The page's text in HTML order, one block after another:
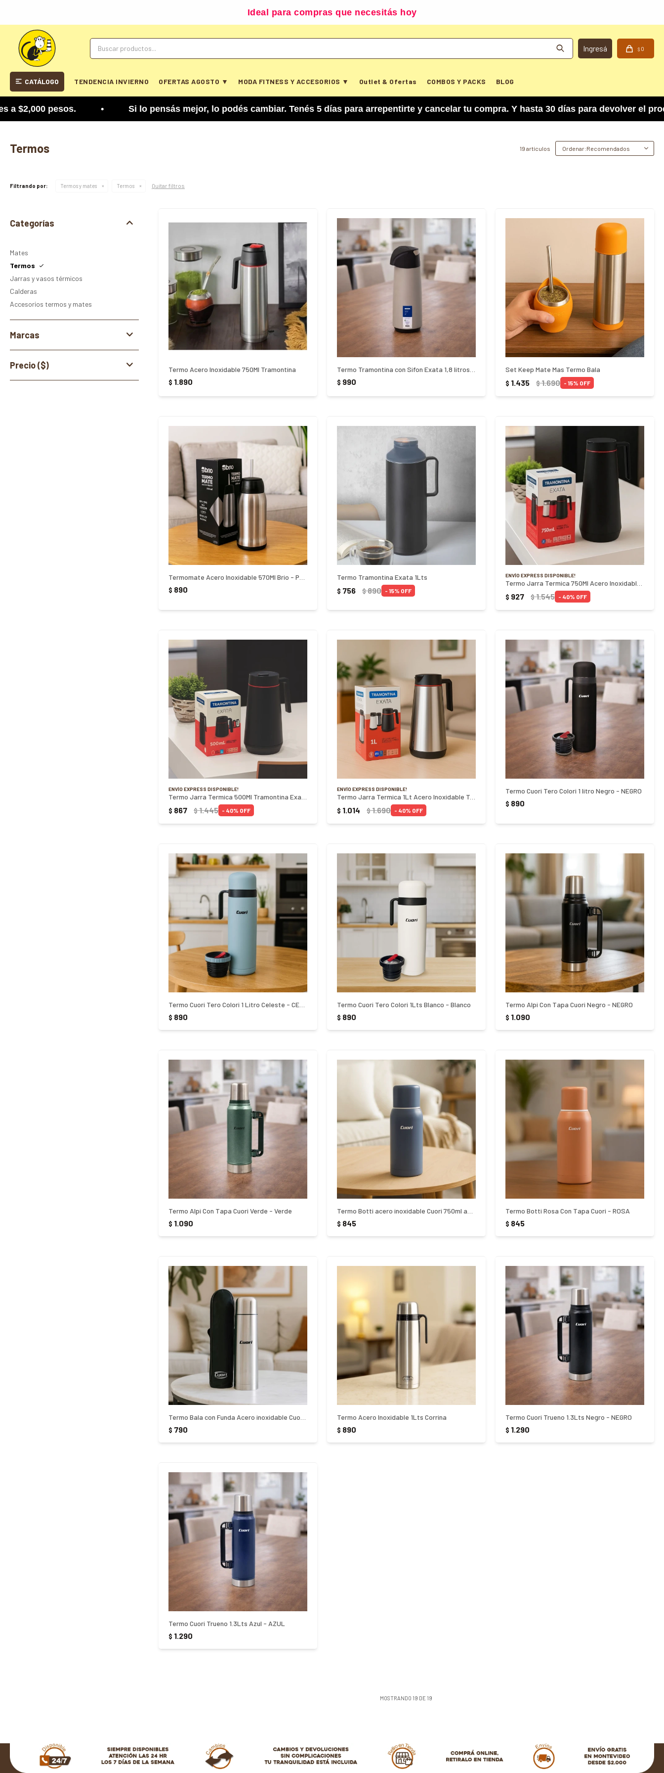
Ideal para compras que necesitás hoy
CATÁLOGO TENDENCIA INVIERNO OFERTAS AGOSTO ▼ MODA FITNESS Y ACCESORIOS ▼ Outlet & Ofertas COMBOS Y PACKS BLOG
$ 0
pesos. • Si lo pensás mejor, lo podés cambiar. Tenés 5 días para arrepentirte y cancelar tu compra. Y hasta 30 días para devolver el producto
Termos 19 artículos Recomendados
Filtrando por: Termos y mates Termos Quitar filtros
Termo Acero Inoxidable 750Ml Tramontina
$ 1.890 $ 990
Set Keep Mate Mas Termo Bala
$ 1.435 $1.690 15
$ 890
Termo Tramontina Exata 1Lts
$ 756 $890 15
ENVÍO EXPRESS DISPONIBLE!
$ 927 $1.545 40
ENVÍO EXPRESS DISPONIBLE!
$ 867 $1.445 40
ENVÍO EXPRESS DISPONIBLE!
Termo Jarra Termica 1Lt Acero Inoxidable Tramontina - PLATEADO
$ 1.014 $1.690 40
Termo Cuori Tero Colori 1 litro Negro - NEGRO
$ 890
Termo Cuori Tero Colori 1 Litro Celeste - CELESTE
$ 890
Termo Cuori Tero Colori 1Lts Blanco - Blanco
$ 890
Termo Alpi Con Tapa Cuori Negro - NEGRO
$ 1.090
Termo Alpi Con Tapa Cuori Verde - Verde
$ 1.090 $ 845
Termo Botti Rosa Con Tapa Cuori - ROSA
$ 845
$ 790
Termo Acero Inoxidable 1Lts Corrina
$ 890
Termo Cuori Trueno 1.3Lts Negro - NEGRO
$ 1.290
Termo Cuori Trueno 1.3Lts Azul - AZUL
$ 1.290
MOSTRANDO 19 DE 19
Categorías
Mates
Termos
Jarras y vasos térmicos
Calderas
Accesorios termos y mates
Marcas
Precio($)